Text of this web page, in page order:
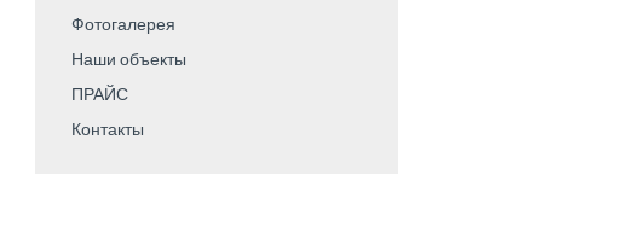
Фотогалерея
Наши объекты
ПРАЙС
Контакты